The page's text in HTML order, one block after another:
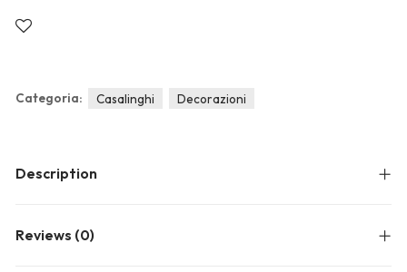
Description
Reviews (0)
Categoria: Casalinghi Decorazioni